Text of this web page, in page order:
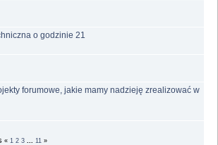
o godzinie 21
forumowe, jakie mamy nadzieję zrealizować w
« 1 2 3 11 »